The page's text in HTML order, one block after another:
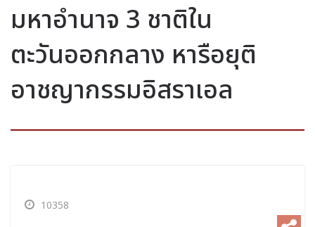
มหาอำนาจ 3 ชาติใน
ตะวันออกกลาง หารือยุติ
อาชญากรรมอิสราเอล
10358